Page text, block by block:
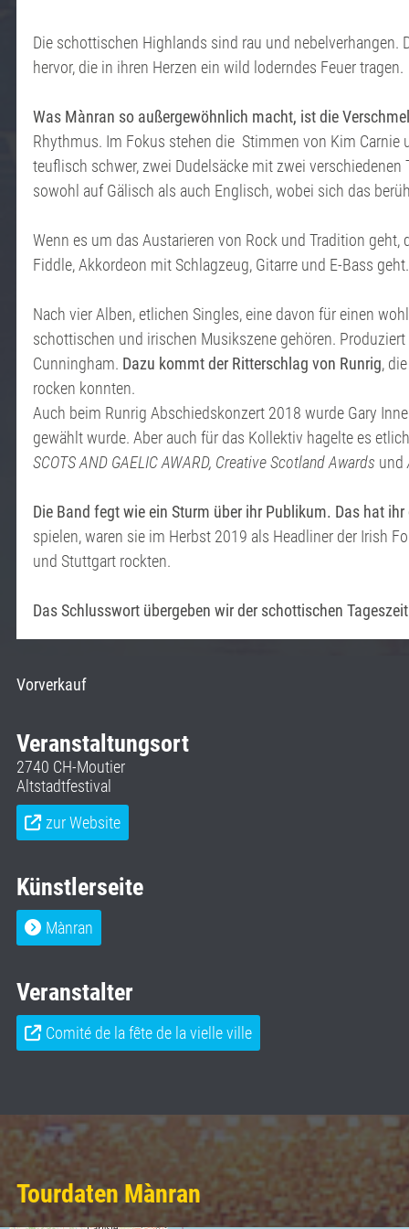
Die schottischen Highlands sind rau und
hervor, die in ihren Herzen ein wild loderndes Feuer tragen.
Was Mànran so außergewöhnlich macht, ist die
Rhythmus. Im Fokus stehen die Stimmen von Kim Carnie
teuflisch schwer, zwei Dudelsäcke mit zwei
sowohl auf Gälisch als auch Englisch, wobei sich das
Wenn es um das Austarieren von Rock und Tradition
Fiddle, Akkordeon mit Schlagzeug, Gitarre und E-Bass geht.
Nach vier Alben, etlichen Singles, eine davon für einen
schottischen und irischen Musikszene gehören.
Cunningham. Dazu kommt der Ritterschlag von Runrig,
rocken konnten.
Auch beim Runrig Abschiedskonzert 2018 wurde Gary
gewählt wurde. Aber auch für das Kollektiv hagelte es
SCOTS AND GAELIC AWARD, Creative Scotland Awards und
Die Band fegt wie ein Sturm über ihr Publikum. Das hat
spielen, waren sie im Herbst 2019 als Headliner der Irish
und Stuttgart rockten.
Das Schlusswort übergeben wir der schottischen
Vorverkauf
Veranstaltungsort
2740 CH-Moutier
Altstadtfestival
zur Website
Künstlerseite
Mànran
Veranstalter
Comité de la fête de la vielle ville
Tourdaten Mànran